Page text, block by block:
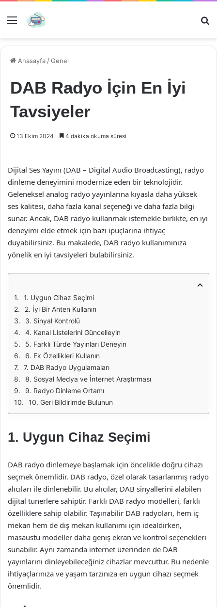
Menü
Anasayfa /Genel
DAB Radyo İçin En İyi
Tavsiyeler
13 Ekim 2024 4 dakika okuma süresi
Dijital Ses Yayını (DAB – Digital Audio Broadcasting), radyo
dinleme deneyimini modernize eden bir teknolojidir.
Geleneksel analog radyo yayınlarına kıyasla daha yüksek
ses kalitesi, daha fazla kanal seçeneği ve daha fazla bilgi
sunar. Ancak, DAB radyo kullanmak istemekle birlikte, en iyi
deneyimi elde etmek için bazı ipuçlarına ihtiyaç
duyabilirsiniz. Bu makalede, DAB radyo kullanımınıza
yönelik en iyi tavsiyeleri bulabilirsiniz.
1. Uygun Cihaz Seçimi
2. İyi Bir Anten Kullanın
3. Sinyal Kontrolü
4. Kanal Listelerini Güncelleyin
5. Farklı Türde Yayınları Deneyin
6. Ek Özellikleri Kullanın
7. DAB Radyo Uygulamaları
8. Sosyal Medya ve İnternet Araştırması
9. Radyo Dinleme Ortamı
10. Geri Bildirimde Bulunun
1. Uygun Cihaz Seçimi
DAB radyo dinlemeye başlamak için öncelikle doğru cihazı
seçmek önemlidir. DAB radyo, özel olarak tasarlanmış radyo
alıcıları ile dinlenebilir. Bu alıcılar, DAB sinyallerini alabilen
dijital tunerlere sahiptir. Farklı DAB radyo modelleri, farklı
özelliklere sahip olabilir. Taşınabilir DAB radyoları, hem iç
mekan hem de dış mekan kullanımı için idealdirken,
masaüstü modeller daha geniş ekran ve kontrol seçenekleri
sunabilir. Aynı zamanda internet üzerinden de DAB
yayınlarını dinleyebileceğiniz cihazlar mevcuttur. Bu nedenle
ihtiyaçlarınıza ve yaşam tarzınıza en uygun cihazı seçmek
önemlidir.